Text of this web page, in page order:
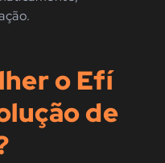
o Efí
de